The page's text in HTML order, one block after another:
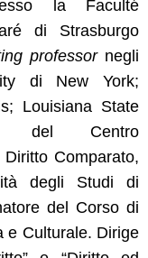
la Faculté
di Strasburgo
professornegli
di New York;
Louisiana State
del Centro
Comparato,
degli Studi di
del Corso di
e Culturale. Dirige